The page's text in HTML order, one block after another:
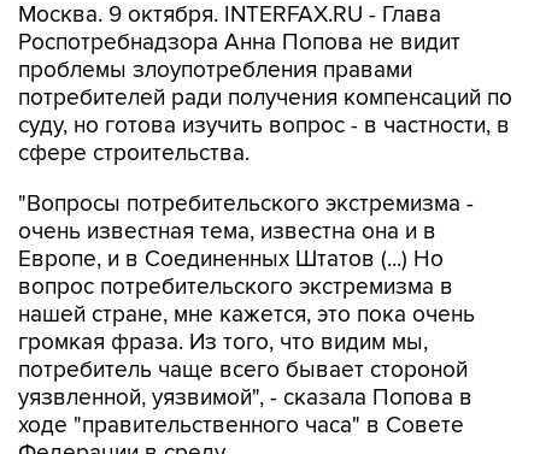
Москва. 9 октября. INTERFAX.RU - Глава
Роспотребнадзора Анна Попова не видит
проблемы злоупотребления правами
потребителей ради получения компенсаций по
суду, но готова изучить вопрос - в частности, в
сфере строительства.
"Вопросы потребительского экстремизма -
очень известная тема, известна она и в
Европе, и в Соединенных Штатов (...) Но
вопрос потребительского экстремизма в
нашей стране, мне кажется, это пока очень
громкая фраза. Из того, что видим мы,
потребитель чаще всего бывает стороной
уязвленной, уязвимой", - сказала Попова в
ходе "правительственного часа" в Совете